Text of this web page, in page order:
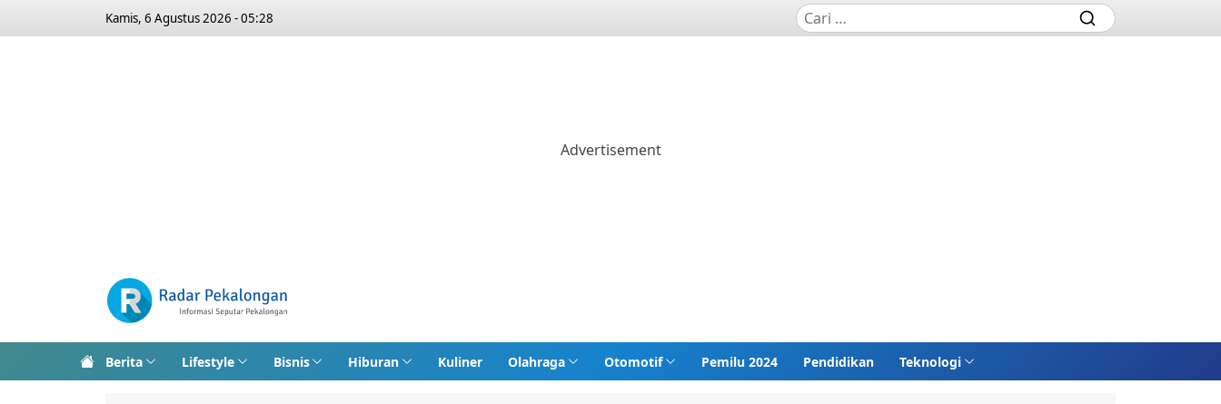
Kamis, 6 Agustus 2026 - 05:28
Berita Lifestyle Bisnis Hiburan Kuliner Olahraga Otomotif Pemilu 2024 Pendidikan Teknologi